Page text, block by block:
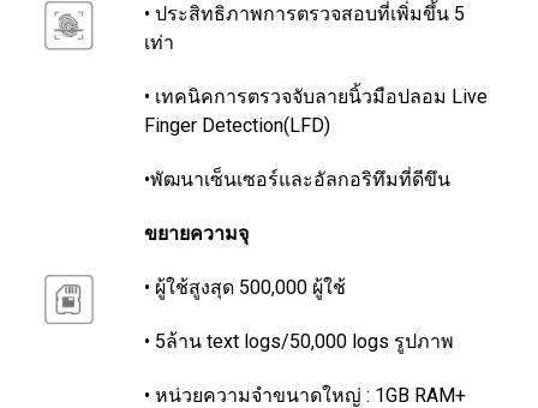
• ประสิทธิภาพการตรวจสอบที่เพิ่มขึ้น 5
เท่า
• เทคนิคการตรวจจับลายนิ้วมือปลอม Live
Finger Detection(LFD)
•พัฒนาเซ็นเซอร์และอัลกอริทึมที่ดีขึน
ขยายความจุ
• ผู้ใช้สูงสุด 500,000 ผู้ใช้
• 5ล้าน text logs/50,000 logs รูปภาพ
• หน่วยความจำขนาดใหญ่ : 1GB RAM+